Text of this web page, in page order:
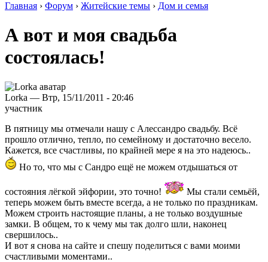
Главная › Форум › Житейские темы › Дом и семья
А вот и моя свадьба
состоялась!
Lorka — Втр, 15/11/2011 - 20:46
участник
В пятницу мы отмечали нашу с Алессандро свадьбу. Всё
прошло отлично, тепло, по семейному и достаточно весело.
Кажется, все счастливы, по крайней мере я на это надеюсь..
Но то, что мы с Сандро ещё не можем отдышаться от
состояния лёгкой эйфории, это точно!
Мы стали семьёй,
теперь можем быть вместе всегда, а не только по праздникам.
Можем строить настоящие планы, а не только воздушные
замки. В общем, то к чему мы так долго шли, наконец
свершилось..
И вот я снова на сайте и спешу поделиться с вами моими
счастливыми моментами..